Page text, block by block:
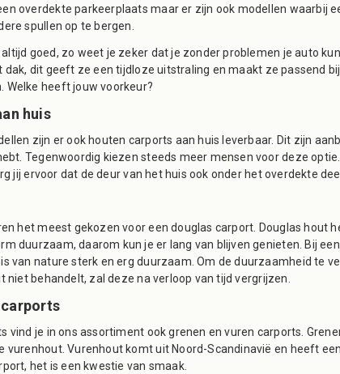
overdekte parkeerplaats maar er zijn ook modellen waarbij
spullen op te bergen.
goed, zo weet je zeker dat je zonder problemen je auto
dak, dit geeft ze een tijdloze uitstraling en maakt ze passend
Welke heeft jouw voorkeur?
huis
zijn er ook houten carports aan huis leverbaar. Dit zijn
Tegenwoordig kiezen steeds meer mensen voor deze
jij ervoor dat de deur van het huis ook onder het overdekte
het meest gekozen voor een douglas carport. Douglas hout
duurzaam, daarom kun je er lang van blijven genieten. Bij
van nature sterk en erg duurzaam. Om de duurzaamheid te
niet behandelt, zal deze na verloop van tijd vergrijzen.
carports
vind je in ons assortiment ook grenen en vuren carports.
vurenhout. Vurenhout komt uit Noord-Scandinavië en heeft
het is een kwestie van smaak.